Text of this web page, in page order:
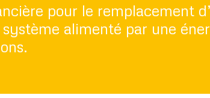
pour le remplacement
alimenté par une